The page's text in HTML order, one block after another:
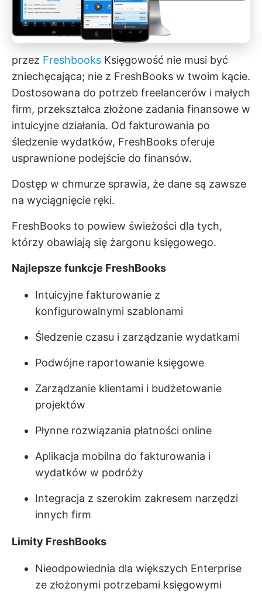
przez Freshbooks Księgowość nie musi być
zniechęcająca; nie z FreshBooks w twoim kącie.
Dostosowana do potrzeb freelancerów i małych
firm, przekształca złożone zadania finansowe w
intuicyjne działania. Od fakturowania po
śledzenie wydatków, FreshBooks oferuje
usprawnione podejście do finansów.
Dostęp w chmurze sprawia, że dane są zawsze
na wyciągnięcie ręki.
FreshBooks to powiew świeżości dla tych,
którzy obawiają się żargonu księgowego.
Najlepsze funkcje FreshBooks
Intuicyjne fakturowanie z
konfigurowalnymi szablonami
Śledzenie czasu i zarządzanie wydatkami
Podwójne raportowanie księgowe
Zarządzanie klientami i budżetowanie
projektów
Płynne rozwiązania płatności online
Aplikacja mobilna do fakturowania i
wydatków w podróży
Integracja z szerokim zakresem narzędzi
innych firm
Limity FreshBooks
Nieodpowiednia dla większych Enterprise
ze złożonymi potrzebami księgowymi